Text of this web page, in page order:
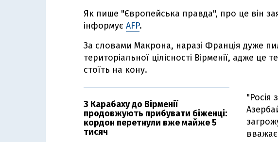
Як пише "Європейська правда", про це він
інформує AFP.
За словами Макрона, наразі Франція дуже
територіальної цілісності Вірменії, адже це
стоїть на кону.
З Карабаху до Вірменії
продовжують прибувати біженці:
кордон перетнули вже майже 5
тисяч
"Росія